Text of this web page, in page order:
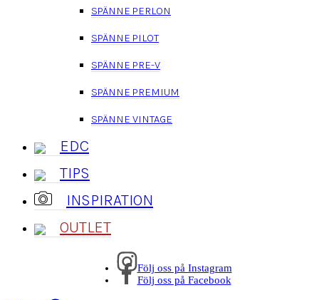
SPÄNNE PERLON
SPÄNNE PILOT
SPÄNNE PRE-V
SPÄNNE PREMIUM
SPÄNNE VINTAGE
EDC
TIPS
INSPIRATION
OUTLET
Följ oss på Instagram
Följ oss på Facebook